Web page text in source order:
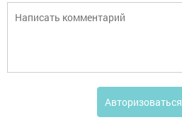
Авторизоваться